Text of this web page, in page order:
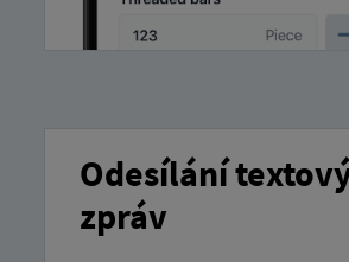
Odesílání
zpráv